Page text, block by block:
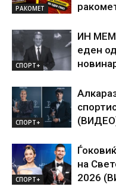
РАКОМЕТ
СПОРТ+
ИН
еден
СПОРТ+
СПОРТ+
на
2026